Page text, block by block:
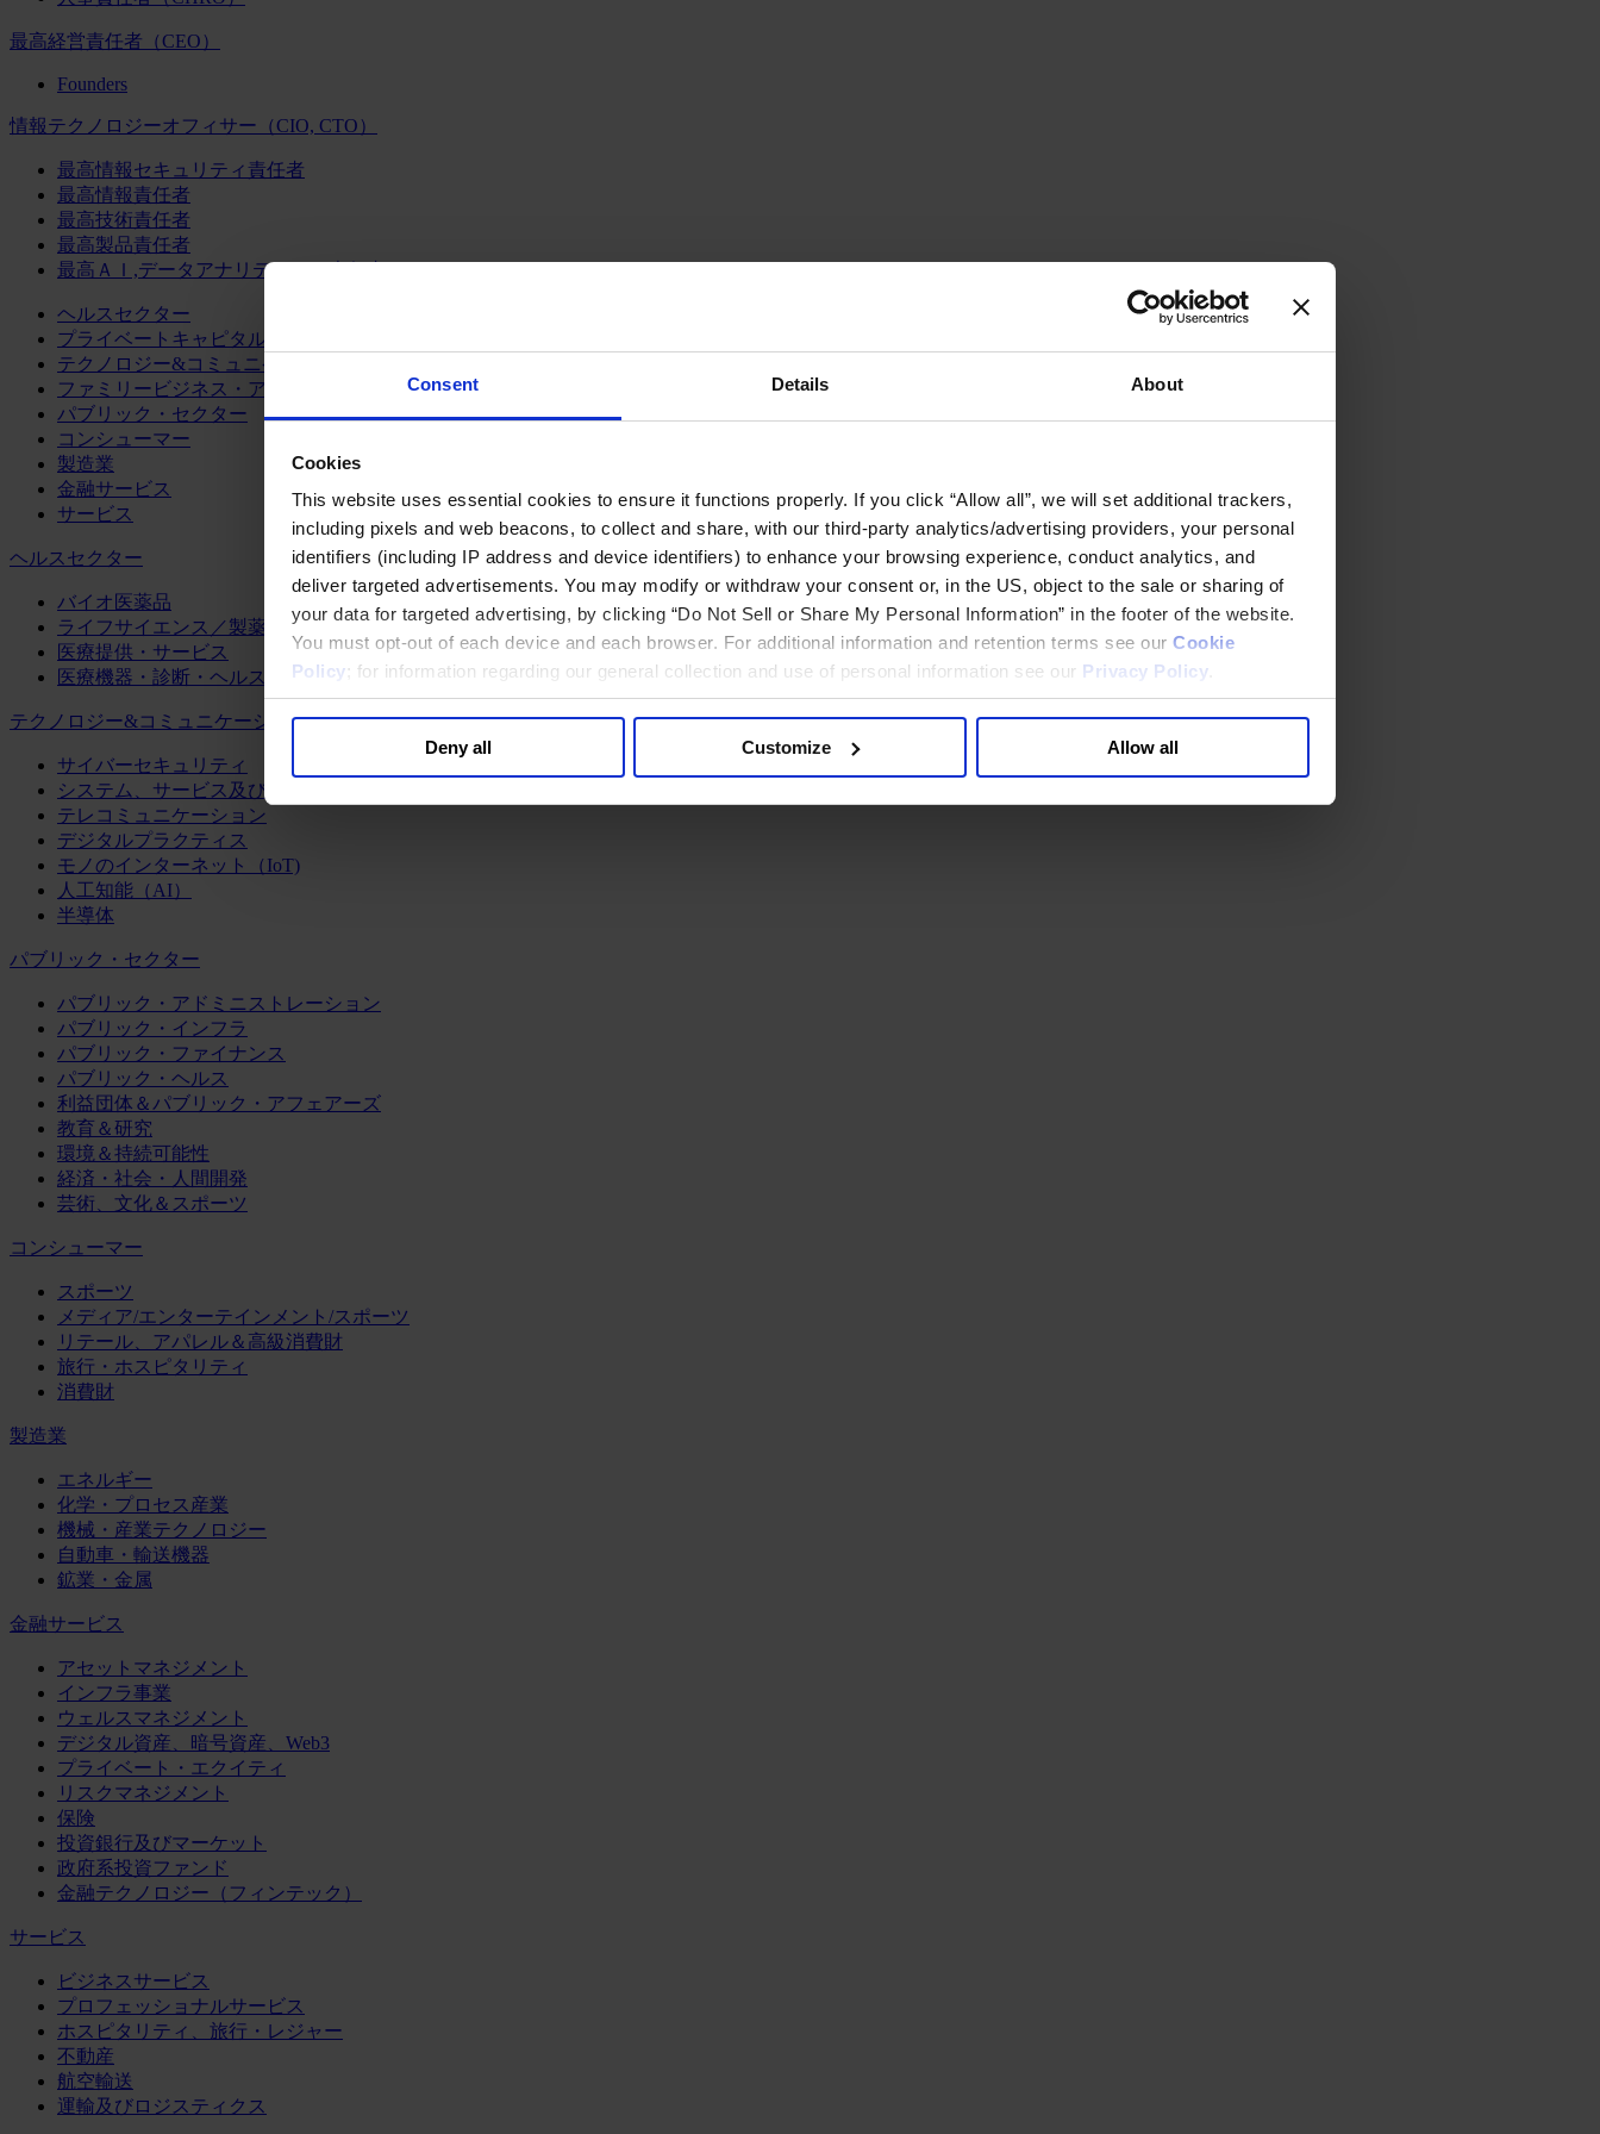
Consent Details About
Cookies
This website uses essential cookies to ensure it functions properly. If you click “Allow all”, we will set additional trackers,
including pixels and web beacons, to collect and share, with our third-party analytics/advertising providers, your personal
identifiers (including IP address and device identifiers) to enhance your browsing experience, conduct analytics, and
deliver targeted advertisements. You may modify or withdraw your consent or, in the US, object to the sale or sharing of
your data for targeted advertising, by clicking “Do Not Sell or Share My Personal Information” in the footer of the website.
You must opt-out of each device and each browser. For additional information and retention terms see our Cookie
Policy; for information regarding our general collection and use of personal information see our Privacy Policy
Deny all Customize Allow all
最高経営責任者（CEO）
Founders
情報テクノロジーオフィサー（CIO, CTO）
最高情報セキュリティ責任者
最高情報責任者
最高技術責任者
最高製品責任者
最高ＡＩ,データアナリティクス責任者
ヘルスセクター
プライベートキャピタル
テクノロジー&コミュニケーション
ファミリービジネス・アドバイザリー
パブリック・セクター
コンシューマー
製造業
金融サービス
サービス
ヘルスセクター
バイオ医薬品
ライフサイエンス／製薬
医療提供・サービス
医療機器・診断・ヘルスケアテクノロジー
テクノロジー&コミュニケーション
サイバーセキュリティ
システム、サービス及びソフトウェア
テレコミュニケーション
デジタルプラクティス
モノのインターネット（IoT)
人工知能（AI）
半導体
パブリック・セクター
パブリック・アドミニストレーション
パブリック・インフラ
パブリック・ファイナンス
パブリック・ヘルス
利益団体＆パブリック・アフェアーズ
教育＆研究
環境＆持続可能性
経済・社会・人間開発
芸術、文化＆スポーツ
コンシューマー
スポーツ
メディア/エンターテインメント/スポーツ
リテール、アパレル＆高級消費財
旅行・ホスピタリティ
消費財
製造業
エネルギー
化学・プロセス産業
機械・産業テクノロジー
自動車・輸送機器
鉱業・金属
金融サービス
アセットマネジメント
インフラ事業
ウェルスマネジメント
デジタル資産、暗号資産、Web3
プライベート・エクイティ
リスクマネジメント
保険
投資銀行及びマーケット
政府系投資ファンド
金融テクノロジー（フィンテック）
サービス
ビジネスサービス
プロフェッショナルサービス
ホスピタリティ、旅行・レジャー
不動産
航空輸送
運輸及びロジスティクス